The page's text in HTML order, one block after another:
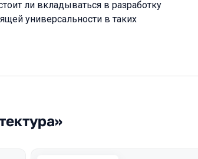
ли вкладываться в разработку
универсальности в таких